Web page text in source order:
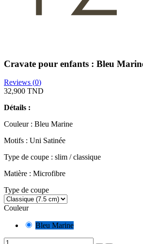
Cravate pour enfants : Bleu
Reviews (0)
32,900 TND
Détails :
Couleur : Bleu Marine
Motifs : Uni Satinée
Type de coupe : slim / classique
Matière : Microfibre
Type de coupe
Couleur
Bleu Marine